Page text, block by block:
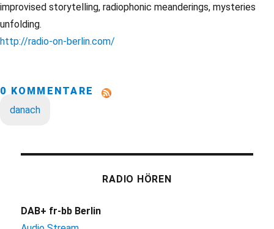
improvised storytelling, radiophonic meanderings, mysteries
unfolding.
http://radio-on-berlin.com/
0 KOMMENTARE
danach
RADIO HÖREN
DAB+ fr-bb Berlin